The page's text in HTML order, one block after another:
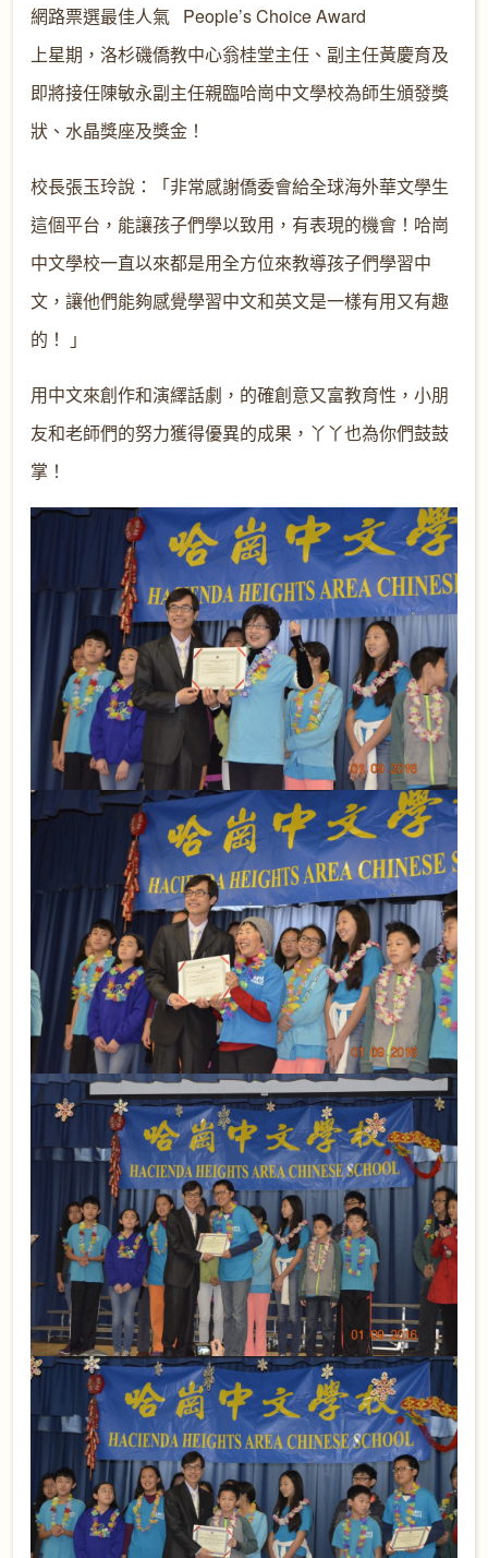
網路票選最佳人氣 People’s Choice Award
上星期，洛杉磯僑教中心翁桂堂主任、副主任黃慶育及
即將接任陳敏永副主任親臨哈崗中文學校為師生頒發獎
狀、水晶獎座及獎金！
校長張玉玲說：「非常感謝僑委會給全球海外華文學生
這個平台，能讓孩子們學以致用，有表現的機會！哈崗
中文學校一直以來都是用全方位來教導孩子們學習中
文，讓他們能夠感覺學習中文和英文是一樣有用又有趣
的！ 」
用中文來創作和演繹話劇，的確創意又富教育性，小朋
友和老師們的努力獲得優異的成果，丫丫也為你們鼓鼓
掌！